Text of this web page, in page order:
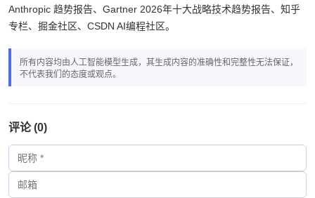
数据来源：2025 JavaScript Rising Stars 调查、Sonar 开发者报告、
Anthropic 趋势报告、Gartner 2026年十大战略技术趋势报告、知乎
所有内容均由人工智能模型生成，其生成内容的准确性和完整性无法保证，
评论 (0)